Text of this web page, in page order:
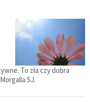
To zła czy dobra
SJ.